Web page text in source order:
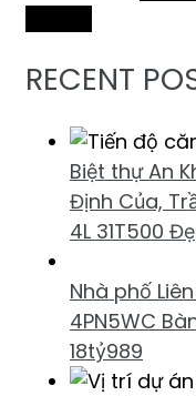
RECENT
Biệt thự An
Định Của,
4L 31T500
Nhà phố
4PN5WC
18tỷ989